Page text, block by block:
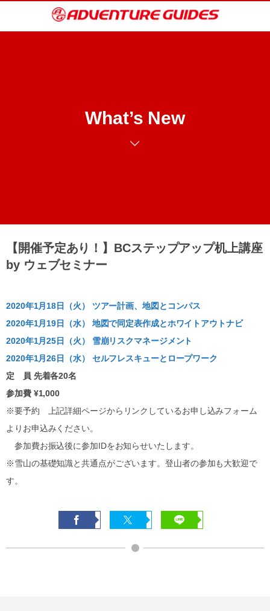
What’s New
【開催予定あり！】BCステップアップ机上講座
by ウェブセミナー
2020年1月18日（火） ツアー計画、地図とコンパス
2020年1月19日（水） 地図で同定表作成とホワイトアウトナビ
2020年1月25日（火） 雪崩リスクマネージメント
2020年1月26日（水） セルフレスキューとロープワーク
定 員 先着各20名
参加費 ¥1,000
※要予約 上記詳細ページからリンクしているお申し込みフォーム
よりお申込みください。
参加費お振込後に参加IDをお知らせいたします。
※雪山の基礎知識と共通点がございます。登山者の参加も大歓迎で
す。